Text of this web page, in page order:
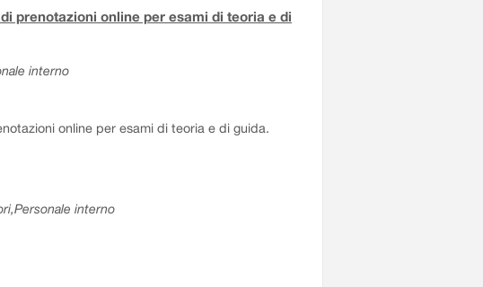
prenotazioni online per esami di teoria e di
interno
online per esami di teoria e di guida.
interno